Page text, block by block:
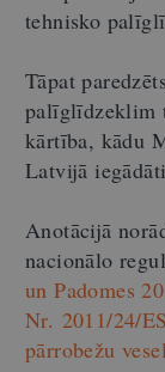
tehnisko
Tāpat
palīglīdzeklim
kārtība, kādu
Latvijā
Anotācijā
nacionālo
un Padomes
Nr. 2011/24/
pārrobežu